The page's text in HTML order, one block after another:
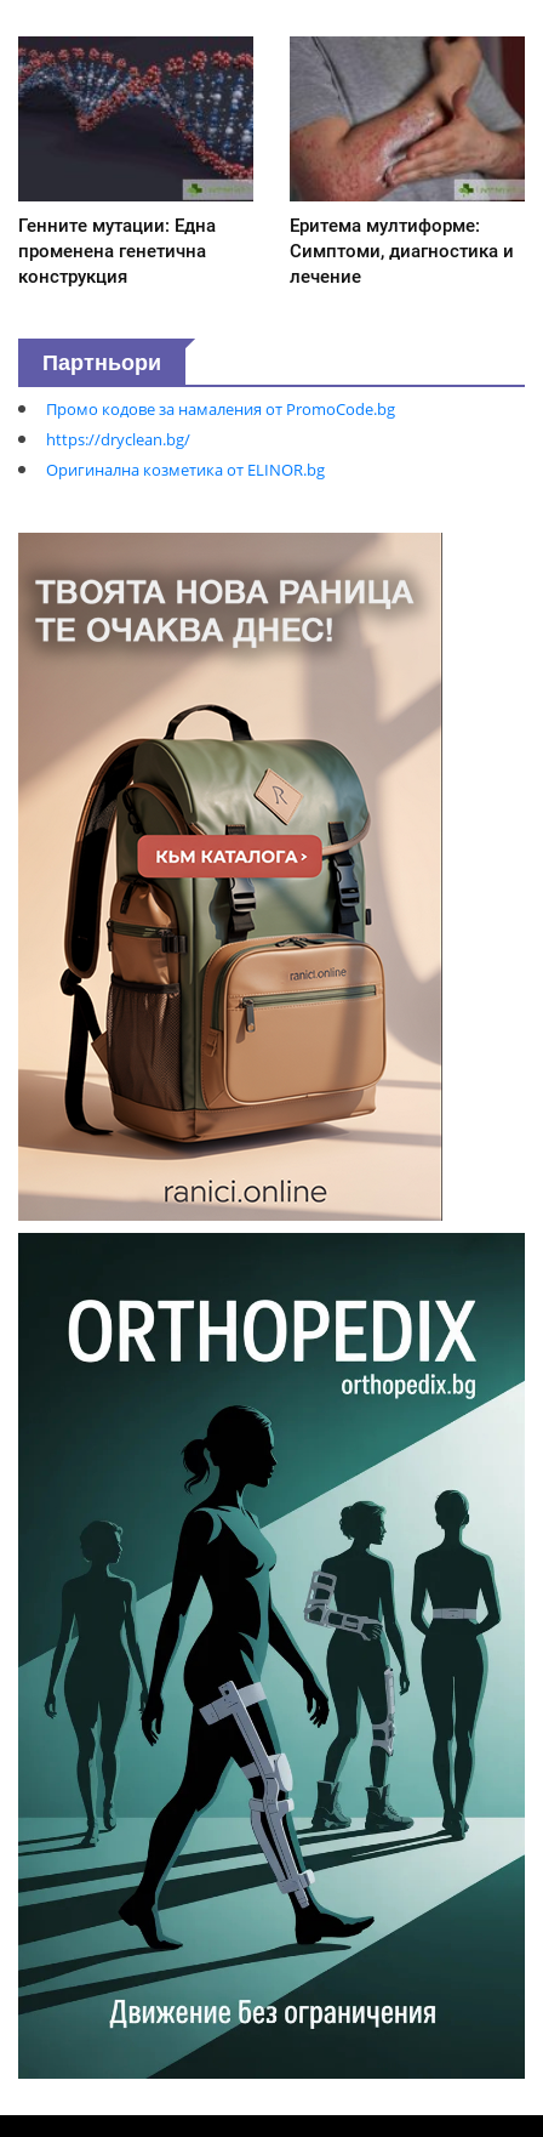
Генните мутации: Една
променена генетична
конструкция
Еритема мултиформе:
Симптоми, диагностика и
лечение
Партньори
Промо кодове за намаления от PromoCode.bg
https://dryclean.bg/
Оригинална козметика от ELINOR.bg